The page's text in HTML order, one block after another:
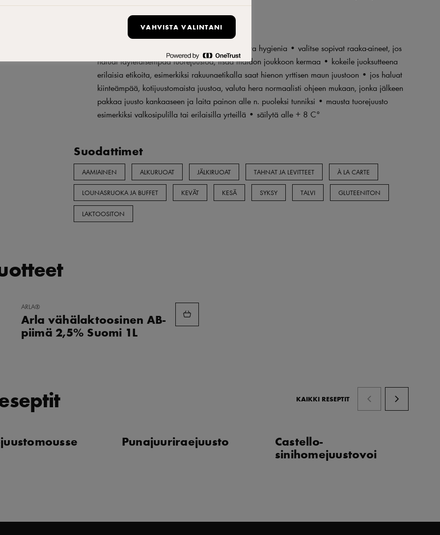
Pro vinkki
Muistilista tuorejuuston valmistuksessa: • muista hygienia • valitse sopivat raaka-aineet, jos
haluat täyteläisempää tuorejuustoa, lisää maidon joukkoon kermaa • kokeile juoksutteena
erilaisia etikoita, esimerkiksi rakuunaetikalla saat hienon yrttisen maun juustoon • jos haluat
kiinteämpää, kotijuustomaista juustoa, valuta hera normaalisti ohjeen mukaan, jonka jälkeen
pakkaa juusto kankaaseen ja laita painon alle n. puoleksi tunniksi • mausta tuorejuusto
esimerkiksi valkosipulilla tai erilaisilla yrteillä • säilytä alle + 8 C°
Suodattimet
AAMIAINEN ALKURUOAT JÄLKIRUOAT TAHNAT JA LEVITTEET À LA CARTE
LOUNASRUOKA JA BUFFET KEVÄT KESÄ SYKSY TALVI GLUTEENITON
LAKTOOSITON
LISÄÄ
SUOSIKKEIHIN
ARLA®
Arla vähälaktoosinen AB-
piimä 2,5% Suomi 1L
KAIKKI RESEPTIT
Punajuuriraejuusto
Castello-
sinihomejuustovoi
VAHVISTA VALINTANI